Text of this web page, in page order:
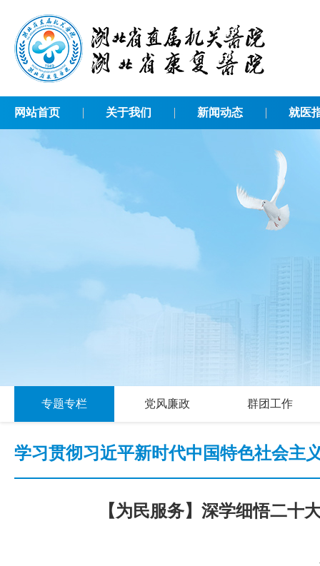
网站首页 关于我们 新闻动态 就医
专题专栏 党风廉政 群团工作
学习贯彻习近平新时代中国特色社会主
【为民服务】深学细悟二十